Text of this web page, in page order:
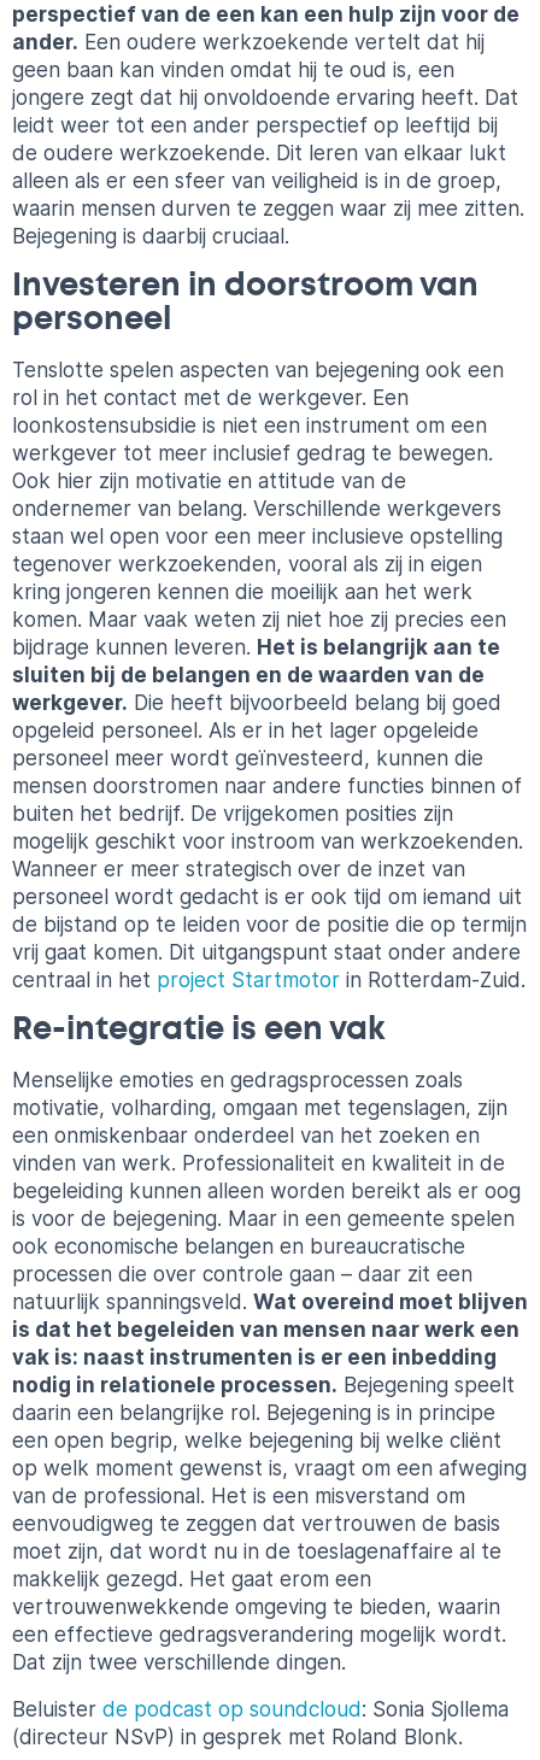
perspectief van de een kan een hulp zijn voor de
ander. Een oudere werkzoekende vertelt dat hij
geen baan kan vinden omdat hij te oud is, een
jongere zegt dat hij onvoldoende ervaring heeft. Dat
leidt weer tot een ander perspectief op leeftijd bij
de oudere werkzoekende. Dit leren van elkaar lukt
alleen als er een sfeer van veiligheid is in de groep,
waarin mensen durven te zeggen waar zij mee zitten.
Bejegening is daarbij cruciaal.
Investeren in doorstroom van
personeel
Tenslotte spelen aspecten van bejegening ook een
rol in het contact met de werkgever. Een
loonkostensubsidie is niet een instrument om een
werkgever tot meer inclusief gedrag te bewegen.
Ook hier zijn motivatie en attitude van de
ondernemer van belang. Verschillende werkgevers
staan wel open voor een meer inclusieve opstelling
tegenover werkzoekenden, vooral als zij in eigen
kring jongeren kennen die moeilijk aan het werk
komen. Maar vaak weten zij niet hoe zij precies een
bijdrage kunnen leveren. Het is belangrijk aan te
sluiten bij de belangen en de waarden van de
werkgever. Die heeft bijvoorbeeld belang bij goed
opgeleid personeel. Als er in het lager opgeleide
personeel meer wordt geïnvesteerd, kunnen die
mensen doorstromen naar andere functies binnen of
buiten het bedrijf. De vrijgekomen posities zijn
mogelijk geschikt voor instroom van werkzoekenden.
Wanneer er meer strategisch over de inzet van
personeel wordt gedacht is er ook tijd om iemand uit
de bijstand op te leiden voor de positie die op termijn
vrij gaat komen. Dit uitgangspunt staat onder andere
centraal in het project Startmotor in Rotterdam-Zuid.
Re-integratie is een vak
Menselijke emoties en gedragsprocessen zoals
motivatie, volharding, omgaan met tegenslagen, zijn
een onmiskenbaar onderdeel van het zoeken en
vinden van werk. Professionaliteit en kwaliteit in de
begeleiding kunnen alleen worden bereikt als er oog
is voor de bejegening. Maar in een gemeente spelen
ook economische belangen en bureaucratische
processen die over controle gaan – daar zit een
natuurlijk spanningsveld. Wat overeind moet blijven
is dat het begeleiden van mensen naar werk een
vak is: naast instrumenten is er een inbedding
nodig in relationele processen. Bejegening speelt
daarin een belangrijke rol. Bejegening is in principe
een open begrip, welke bejegening bij welke cliënt
op welk moment gewenst is, vraagt om een afweging
van de professional. Het is een misverstand om
eenvoudigweg te zeggen dat vertrouwen de basis
moet zijn, dat wordt nu in de toeslagenaffaire al te
makkelijk gezegd. Het gaat erom een
vertrouwenwekkende omgeving te bieden, waarin
een effectieve gedragsverandering mogelijk wordt.
Dat zijn twee verschillende dingen.
Beluister de podcast op soundcloud : Sonia Sjollema
(directeur NSvP) in gesprek met Roland Blonk.